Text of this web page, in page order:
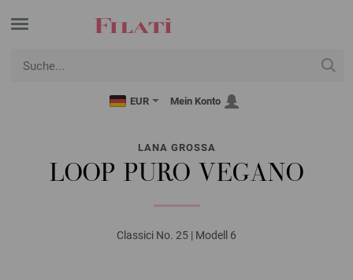
EUR Mein Konto
LANA GROSSA
LOOP PURO VEGANO
Classici No. 25 | Modell 6